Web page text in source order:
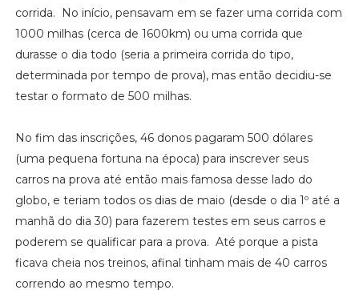
corrida. No início, pensavam em se fazer uma corrida com
1000 milhas (cerca de 1600km) ou uma corrida que
durasse o dia todo (seria a primeira corrida do tipo,
determinada por tempo de prova), mas então decidiu-se
testar o formato de 500 milhas.
No fim das inscrições, 46 donos pagaram 500 dólares
(uma pequena fortuna na época) para inscrever seus
carros na prova até então mais famosa desse lado do
globo, e teriam todos os dias de maio (desde o dia 1º até a
manhã do dia 30) para fazerem testes em seus carros e
poderem se qualificar para a prova. Até porque a pista
ficava cheia nos treinos, afinal tinham mais de 40 carros
correndo ao mesmo tempo.